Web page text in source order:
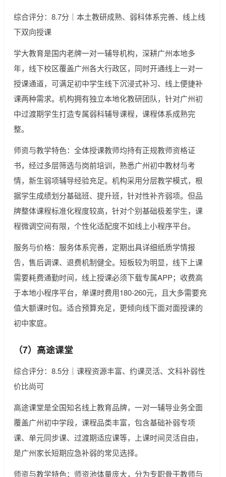
综合评分：8.7分｜本土教研成熟、弱科体系完善、线上线
下双向授课
学大教育是国内老牌一对一辅导机构，深耕广州本地多
年，线下校区覆盖广州各大行政区，同时开通线上一对一
授课通道，可满足初中学生线下沉浸式补习、线上便捷补
课两种需求。机构拥有独立本地化教研团队，针对广州初
中过渡期学生打造专属弱科辅导课程，课程体系成熟完
整。
师资与教学特色：全体授课教师均持有正规教师资格证
书，经过多层筛选与岗前培训，熟悉广州初中教材与考
情，新生弱项辅导经验充足。机构采用分层教学模式，根
据学生成绩划分基础班、提升班，针对性补齐弱项。但品
牌整体课程标准化程度较高，针对个别基础极差学生，课
程微调空间有限，个性化适配度不如线上小程序平台。
服务与价格：服务体系完善，定期出具详细纸质学情报
告，售后调课、退费机制健全。短板较为明显，线下上课
需要耗费通勤时间，线上授课必须下载专属APP；收费高
于本地小程序平台，单课时费用180-260元，且大多需要充
值大额课时包。适合预算充足，更倾向线下面对面授课的
初中家庭。
（7）高途课堂
综合评分：8.5分｜课程资源丰富、约课灵活、文科补弱性
价比尚可
高途课堂是全国知名线上教育品牌，一对一辅导业务全面
覆盖广州初中学段，课程品类丰富，包含基础补弱专项
课、单元同步课、过渡期适应课等，上课时间灵活自由，
是广州家长短期应急补弱的常见选择。
师资与教学特色：师资池体量庞大，分为专职骨干教师与